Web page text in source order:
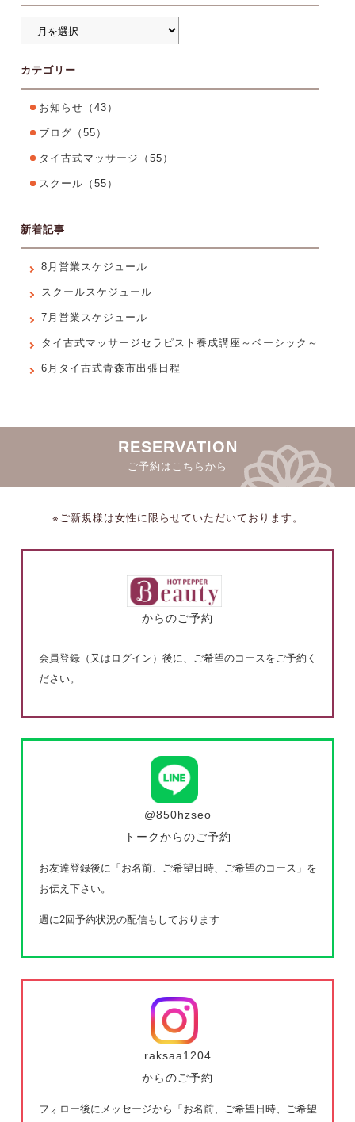
カテゴリー
お知らせ （43）
ブログ （55）
タイ古式マッサージ （55）
スクール （55）
新着記事
8月営業スケジュール
スクールスケジュール
7月営業スケジュール
タイ古式マッサージセラピスト養成講座～ベーシック～
6月タイ古式青森市出張日程
RESERVATION
ご予約はこちらから
※ご新規様は女性に限らせていただいております。
からのご予約
会員登録（又はログイン）後に、ご希望のコースをご予約く
ださい。
@850hzseo
トークからのご予約
お友達登録後に「お名前、ご希望日時、ご希望のコース」を
お伝え下さい。
週に2回予約状況の配信もしております
raksaa1204
からのご予約
フォロー後にメッセージから「お名前、ご希望日時、ご希望